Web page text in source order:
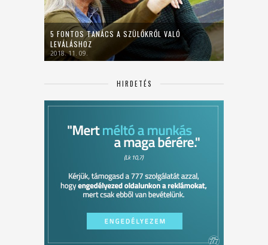
5 FONTOS TANÁCS A SZÜLŐKRŐL VALÓ
LEVÁLÁSHOZ
2018. 11. 09.
HIRDETÉS